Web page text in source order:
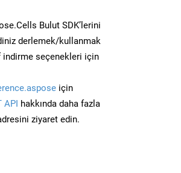
Bulut SDK’lerini
derlemek/kullanmak
indirme seçenekleri için
için
API hakkında daha fazla
ziyaret edin.